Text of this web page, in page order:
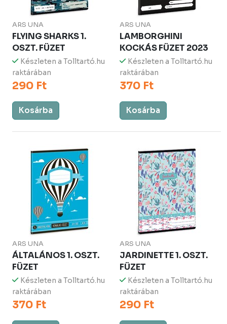
ARS UNA
FLYING SHARKS 1.
OSZT. FÜZET
Készleten a Tolltartó.hu
raktárában
290 Ft
Kosárba
ARS UNA
LAMBORGHINI
KOCKÁS FÜZET 2023
Készleten a Tolltartó.hu
raktárában
370 Ft
Kosárba
ARS UNA
ÁLTALÁNOS 1. OSZT.
FÜZET
Készleten a Tolltartó.hu
raktárában
370 Ft
ARS UNA
JARDINETTE 1. OSZT.
FÜZET
Készleten a Tolltartó.hu
raktárában
290 Ft